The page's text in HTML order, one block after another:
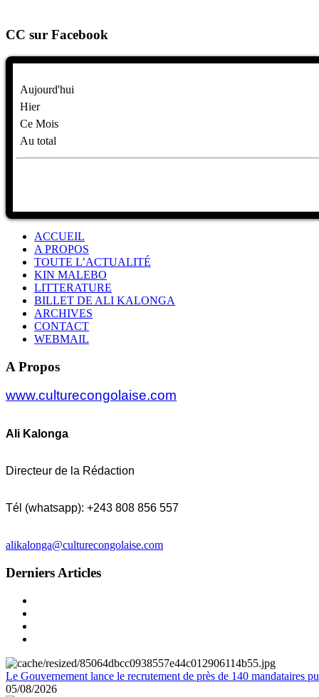
CC sur Facebook
Aujourd'hui
Hier
Ce Mois
Au total
ACCUEIL
A PROPOS
TOUTE L’ACTUALITÉ
KIN MALEBO
LITTERATURE
BILLET DE ALI KALONGA
ARCHIVES
CONTACT
WEBMAIL
A Propos
www.culturecongolaise.com
Ali Kalonga
Directeur de la Rédaction
Tél (whatsapp): +243 808 856 557
alikalonga@culturecongolaise.com
Derniers Articles
Le Gouvernement lance le recrutement de près de 140 mandataires
05/08/2026